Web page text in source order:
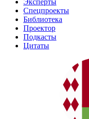
Эксперты
Спецпроекты
Библиотека
Проектор
Подкасты
Цитаты